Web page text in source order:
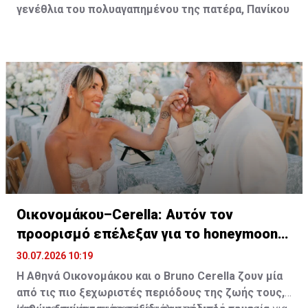
γενέθλια του πολυαγαπημένου της πατέρα, Πανίκου
Οικονομάκου–Cerella: Αυτόν τον
προορισμό επέλεξαν για το honeymoon
τους
30.07.2026 10:19
Η Αθηνά Οικονομάκου και ο Bruno Cerella ζουν μία
από τις πιο ξεχωριστές περιόδους της ζωής τους,